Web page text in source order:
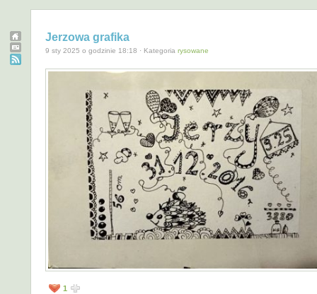
Jerzowa grafika
9 sty 2025 o godzinie 18:18 · Kategoria rysowane
1